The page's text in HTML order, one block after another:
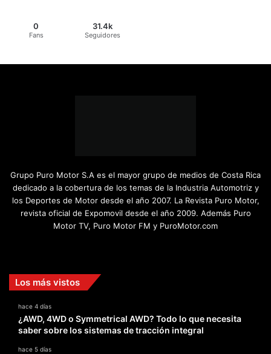
0
Fans
31.4k
Seguidores
Grupo Puro Motor S.A es el mayor grupo de medios de Costa Rica
dedicado a la cobertura de los temas de la Industria Automotriz y
los Deportes de Motor desde el año 2007. La Revista Puro Motor,
revista oficial de Expomovil desde el año 2009. Además Puro
Motor TV, Puro Motor FM y PuroMotor.com
Los más vistos
hace 4 días
¿AWD, 4WD o Symmetrical AWD? Todo lo que necesita
saber sobre los sistemas de tracción integral
hace 5 días